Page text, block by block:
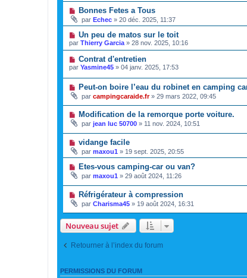
Bonnes Fetes a Tous
par Echec » 20 déc. 2025, 11:37
Un peu de matos sur le toit
par Thierry Garcia » 28 nov. 2025, 10:16
Contrat d'entretien
par Yasmine45 » 04 janv. 2025, 17:53
Peut-on boire l’eau du robinet en camping
par campingcaraide.fr» 29 mars 2022, 09:45
Modification de la remorque porte voiture.
par jean luc 50700 » 11 nov. 2024, 10:51
vidange facile
par maxou1 » 19 sept. 2025, 20:55
Etes-vous camping-car ou van?
par maxou1 » 29 août 2024, 11:26
Réfrigérateur à compression
par Charisma45 » 19 août 2024, 16:31
Nouveau sujet
Retourner à l’index du forum
PERMISSIONS DU FORUM